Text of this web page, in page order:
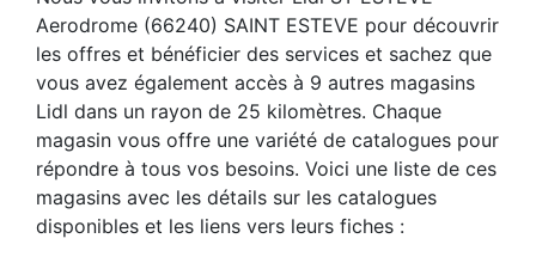
Aerodrome (66240) SAINT ESTEVE pour découvrir
les offres et bénéficier des services et sachez que
vous avez également accès à 9 autres magasins
Lidl dans un rayon de 25 kilomètres. Chaque
magasin vous offre une variété de catalogues pour
répondre à tous vos besoins. Voici une liste de ces
magasins avec les détails sur les catalogues
disponibles et les liens vers leurs fiches :